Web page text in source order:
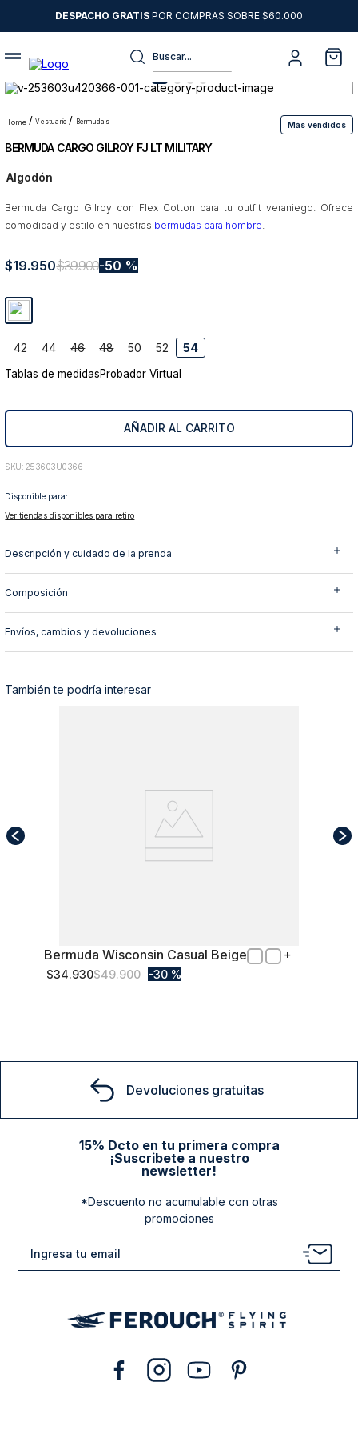
DESPACHO GRATIS POR COMPRAS SOBRE $60.000
Buscar...
vestuario bermudas Más vendidos
BERMUDA CARGO GILROY FJ LT MILITARY
Algodón
Bermuda Cargo Gilroy con Flex Cotton para tu outfit veraniego. Ofrece
comodidad y estilo en nuestras bermudas para hombre.
$19.950$39.900 50 %
42 44 46 48 50 52 54
Tablas de medidasProbador Virtual
AÑADIR AL CARRITO
: 253603U0366
Disponible para:
Ver tiendas disponibles para retiro
Descripción y cuidado de la prenda
Composición
Envíos, cambios y devoluciones
También te podría interesar
52
Bermuda Wisconsin Casual Beige
$34.930$49.900 30 %
Devoluciones gratuitas
15% Dcto en tu primera compra
¡Suscribete a nuestro
newsletter!
*Descuento no acumulable con otras
promociones
1.
sweater
2.
chaquetas
3.
camisas
4.
pantalon
6.
jeans
8.
9.
poleron
10. abrigo